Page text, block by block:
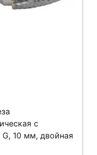
с
10 мм, двойная